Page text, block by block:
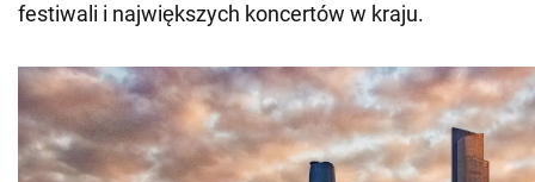
festiwali i największych koncertów w kraju.